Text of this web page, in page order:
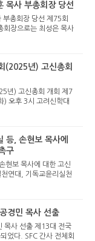
목사 부총회장 당선
부총회장 당선 제75회
회장으로는 최성은 목사
으며, 2명이 출마해 경
목사가 당선되었다. 2명
(2025년) 고신총회
년) 고신총회 개회 제7
오후 3시 고려신학대
적인 회무에 앞서 개회
예배 인도를 했으며, 부
등, 손현보 목사에
구
현보 목사에 대한 고신
연대, 기독교윤리실천
년 9월 23일(화) 오후 1
고려신학대학원 강당
경민 목사 선출
목사 선출 제13대 전국
었다. SFC 간사 전체회